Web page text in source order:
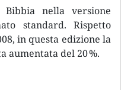
nella versione
standard. Rispetto
in questa edizione la
aumentata del 20 %.